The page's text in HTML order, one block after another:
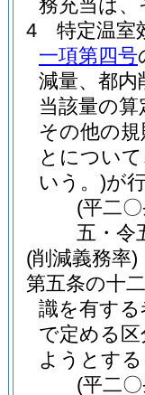
務充当は
4
特定温室
一項第四号
減量、都内
当該量の
その他の
とについ
いう。)が
(平二
五・令
(削減義務率)
第五条の十二
識を有す
で定める
ようとす
(平二